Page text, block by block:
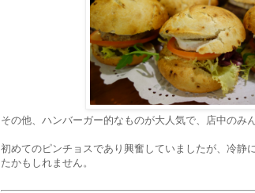
その他、ハンバーガー的なものが大人気で、店中のみ
初めてのピンチョスであり興奮していましたが、冷静
たかもしれません。